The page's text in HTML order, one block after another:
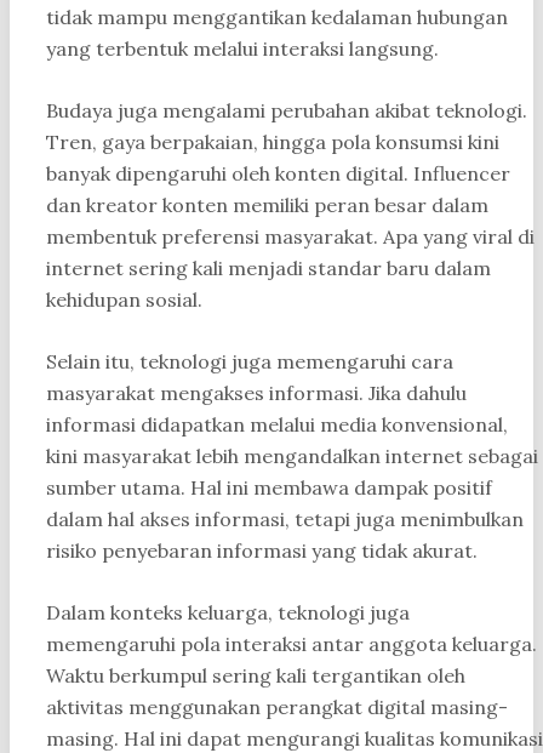
tidak mampu menggantikan kedalaman hubungan
yang terbentuk melalui interaksi langsung.
Budaya juga mengalami perubahan akibat teknologi.
Tren, gaya berpakaian, hingga pola konsumsi kini
banyak dipengaruhi oleh konten digital. Influencer
dan kreator konten memiliki peran besar dalam
membentuk preferensi masyarakat. Apa yang viral di
internet sering kali menjadi standar baru dalam
kehidupan sosial.
Selain itu, teknologi juga memengaruhi cara
masyarakat mengakses informasi. Jika dahulu
informasi didapatkan melalui media konvensional,
kini masyarakat lebih mengandalkan internet sebagai
sumber utama. Hal ini membawa dampak positif
dalam hal akses informasi, tetapi juga menimbulkan
risiko penyebaran informasi yang tidak akurat.
Dalam konteks keluarga, teknologi juga
memengaruhi pola interaksi antar anggota keluarga.
Waktu berkumpul sering kali tergantikan oleh
aktivitas menggunakan perangkat digital masing-
masing. Hal ini dapat mengurangi kualitas komunikasi